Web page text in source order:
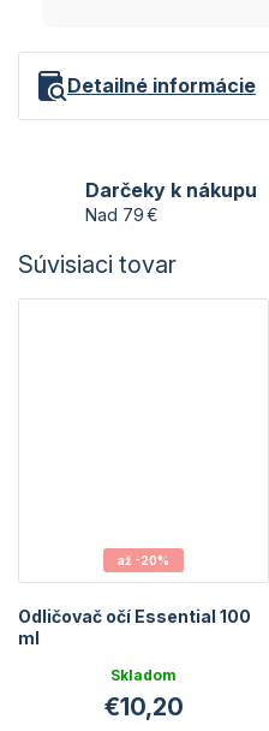
Detailné informácie
Darčeky k nákupu
Nad 79 €
Súvisiaci tovar
až -20%
Odličovač očí Essential 100
ml
Skladom
€10,20